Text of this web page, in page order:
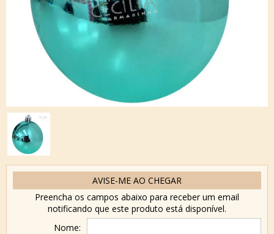
AVISE-ME AO CHEGAR
Preencha os campos abaixo para receber um email
notificando que este produto está disponível.
Nome: